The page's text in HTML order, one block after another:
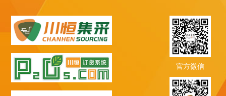
官方微信